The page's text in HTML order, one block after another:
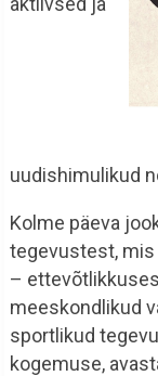
uudishimulikud
Kolme päeva
tegevustest,
–
meeskondlikud
sportlikud
kogemuse,